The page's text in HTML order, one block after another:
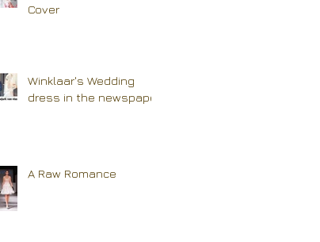
Cover
Winklaar's Wedding
dress in the newspaper
A Raw Romance